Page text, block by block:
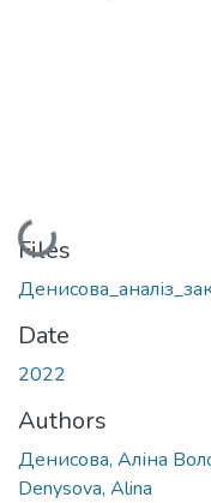
Loading...
Files
Date
2022
Authors
Денисова, Аліна
Denysova, Alina